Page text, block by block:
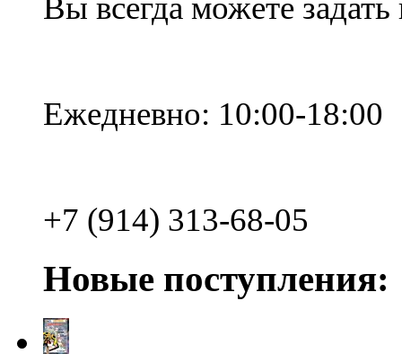
Вы всегда можете
Ежедневно: 10:00-18:00
+7 (914) 313-68-05
Новые поступления: